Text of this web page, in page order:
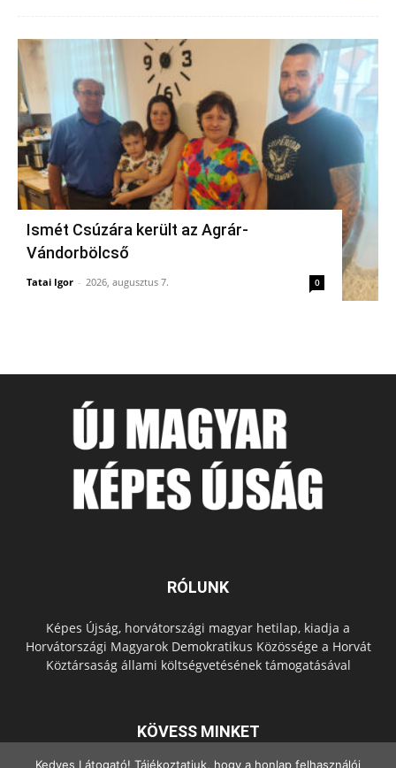
Ismét Csúzára került az Agrár-
Vándorbölcső
Tatai Igor - 2026, augusztus 7. 0
RÓLUNK
Képes Újság, horvátországi magyar hetilap, kiadja a
Horvátországi Magyarok Demokratikus Közössége a Horvát
Köztársaság állami költségvetésének támogatásával
KÖVESS MINKET
Kedves Látogató! Tájékoztatjuk, hogy a honlap felhasználói